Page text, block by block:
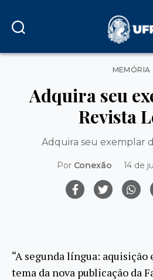
MEMÓRIA
Adquira seu
Revista
Adquira seu exemplar
Por Conexão 14 de
“A segunda língua: aquisição
tema da nova publicação da